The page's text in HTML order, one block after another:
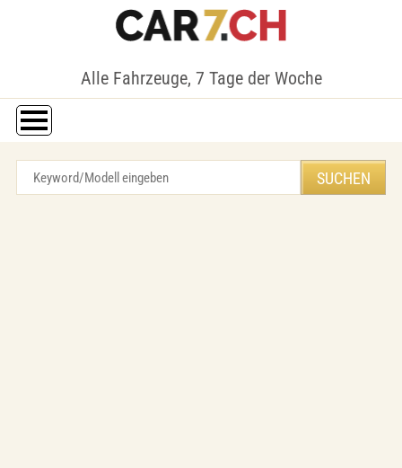
Alle Fahrzeuge, 7 Tage der Woche